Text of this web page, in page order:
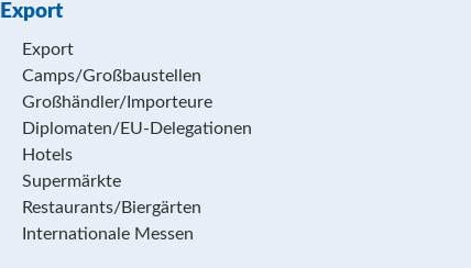
Export
Export
Camps/Großbaustellen
Großhändler/Importeure
Diplomaten/EU-Delegationen
Hotels
Supermärkte
Restaurants/Biergärten
Internationale Messen